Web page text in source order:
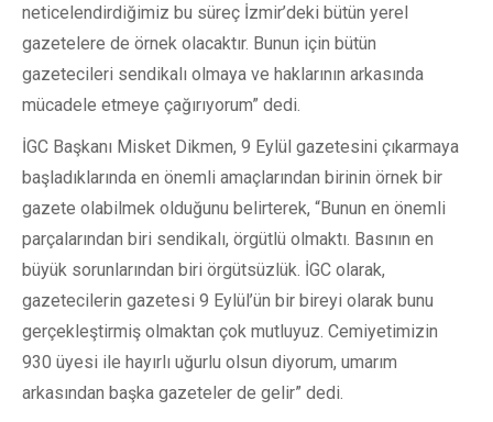
neticelendirdiğimiz bu süreç İzmir’deki bütün yerel
gazetelere de örnek olacaktır. Bunun için bütün
gazetecileri sendikalı olmaya ve haklarının arkasında
mücadele etmeye çağırıyorum” dedi.
İGC Başkanı Misket Dikmen, 9 Eylül gazetesini çıkarmaya
başladıklarında en önemli amaçlarından birinin örnek bir
gazete olabilmek olduğunu belirterek, “Bunun en önemli
parçalarından biri sendikalı, örgütlü olmaktı. Basının en
büyük sorunlarından biri örgütsüzlük. İGC olarak,
gazetecilerin gazetesi 9 Eylül’ün bir bireyi olarak bunu
gerçekleştirmiş olmaktan çok mutluyuz. Cemiyetimizin
930 üyesi ile hayırlı uğurlu olsun diyorum, umarım
arkasından başka gazeteler de gelir” dedi.